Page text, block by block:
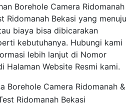
Borehole Camera Ridomanah
Ridomanah Bekasi yang menuju
biaya bisa dibicarakan
kebutuhanya. Hubungi kami
lebih lanjut di Nomor
Halaman Website Resmi kami.
Borehole Camera Ridomanah &
Ridomanah Bekasi